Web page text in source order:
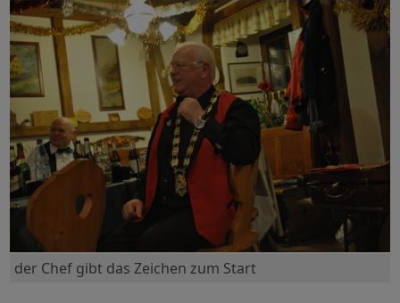
der Chef gibt das Zeichen zum Start